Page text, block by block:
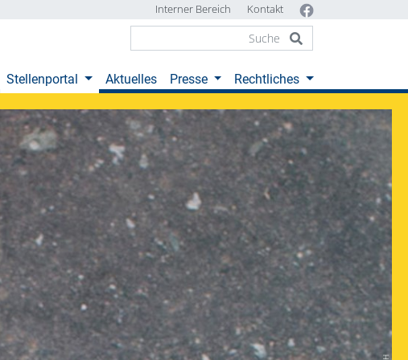
Interner Bereich Kontakt
Stellenportal (current)Aktuelles Presse Rechtliches